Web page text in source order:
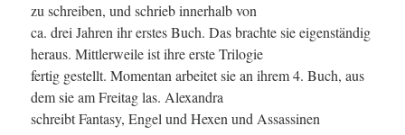
zu schreiben, und schrieb innerhalb von
ca. drei Jahren ihr erstes Buch. Das brachte sie eigenständig
heraus. Mittlerweile ist ihre erste Trilogie
fertig gestellt. Momentan arbeitet sie an ihrem 4. Buch, aus
dem sie am Freitag las. Alexandra
schreibt Fantasy, Engel und Hexen und Assassinen